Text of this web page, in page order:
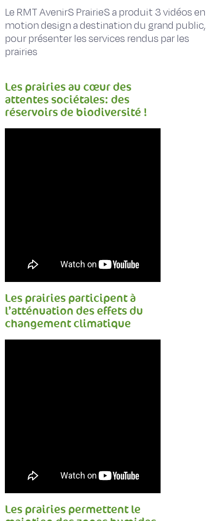
Le RMT AvenirS PrairieS a produit 3 vidéos en
motion design a destination du grand public,
pour présenter les services rendus par les
prairies
Les prairies au cœur des
attentes sociétales: des
réservoirs de biodiversité !
Les prairies participent à
l’atténuation des effets du
changement climatique
Les prairies permettent le